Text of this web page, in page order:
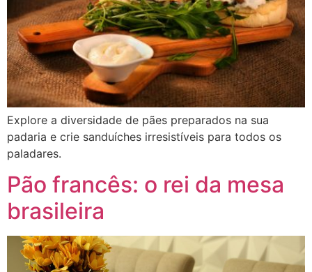
Explore a diversidade de pães preparados na sua
padaria e crie sanduíches irresistíveis para todos os
paladares.
Pão francês: o rei da mesa
brasileira